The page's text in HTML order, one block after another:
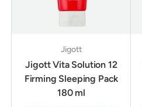
Jigott
Jigott Vita Solution 12
Firming Sleeping Pack
180 ml